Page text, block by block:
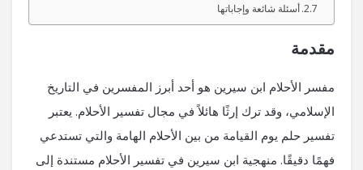
أسئلة شائعة وإجاباتها
مقدمة
مفسر الأحلام ابن سيرين هو أحد أبرز المفسرين في التاريخ
الإسلامي، وقد ترك إرثًا هائلاً في مجال تفسير الأحلام. يعتبر
تفسير حلم يوم القيامة من بين الأحلام الهامة والتي تستدعي
فهمًا دقيقًا. منهجية ابن سيرين في تفسير الأحلام مستندة إلى